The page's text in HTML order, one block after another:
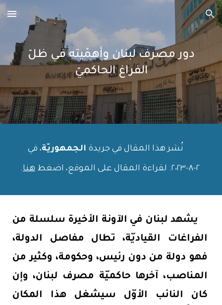
Skip to main content Skip to navigation
دور مصرف لبنان وأهمّيته في ظلّ
الفراغ الحاكميّ
نُشر هذا المقال في جريدة الجمهوريّة، في
٢-٨-٢٠٢٣. لقراءة المقال على الموقع، اضغط هنا.
يشهد لبنان في الآونة الأخيرة سلسلة من
الفراغات القياديّة، تطال مفاصل الدولة،
فهو دولة من دون رئيس، وحكومة، وكثير من
المناصب، آخرها حاكميّة مصرف لبنان، وإن
كان النائب الأوّل سيشغل هذا المكان